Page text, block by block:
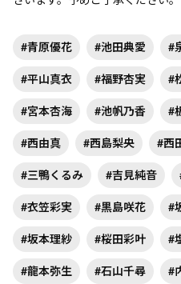
#青原優花 #池田典愛 #
#平山真衣 #福野杏実 #
#宮本杏海 #池帆乃香 #
#西由真 #西島梨央 #西
#三鴨くるみ #吉見純音
#衣笠彩実 #黒島咲花 #
#坂本理紗 #桜田彩叶 #
#龍本弥生 #石山千尋 #